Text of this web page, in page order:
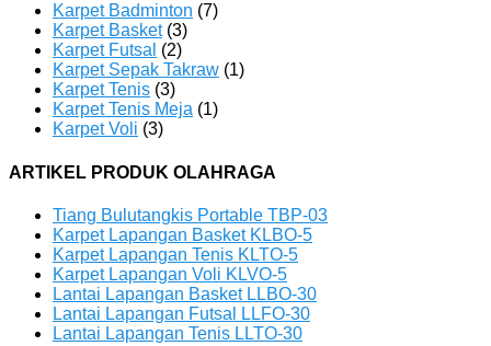
Karpet Badminton (7)
Karpet Basket(3)
Karpet Futsal (2)
Karpet Sepak Takraw (1)
Karpet Tenis (3)
Karpet Tenis Meja (1)
Karpet Voli (3)
ARTIKEL PRODUK OLAHRAGA
Tiang Bulutangkis Portable TBP-03
Karpet Lapangan Basket KLBO-5
Karpet Lapangan Tenis KLTO-5
Karpet Lapangan Voli KLVO-5
Lantai Lapangan Basket LLBO-30
Lantai Lapangan Futsal LLFO-30
Lantai Lapangan Tenis LLTO-30